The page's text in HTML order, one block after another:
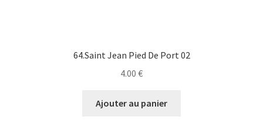
64.Saint Jean Pied De Port 02
4.00 €
Ajouter au panier